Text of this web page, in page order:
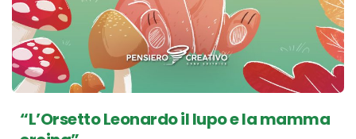
“L’Orsetto Leonardo il lupo e la mamma